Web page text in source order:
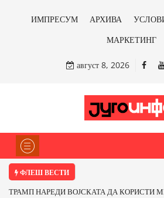
ИМПРЕСУМ АРХИВА
МАРКЕТИНГ
август 8, 2026
ФЛЕШ ВЕСТИ
ОД САД
Почнува реконструкцијата на